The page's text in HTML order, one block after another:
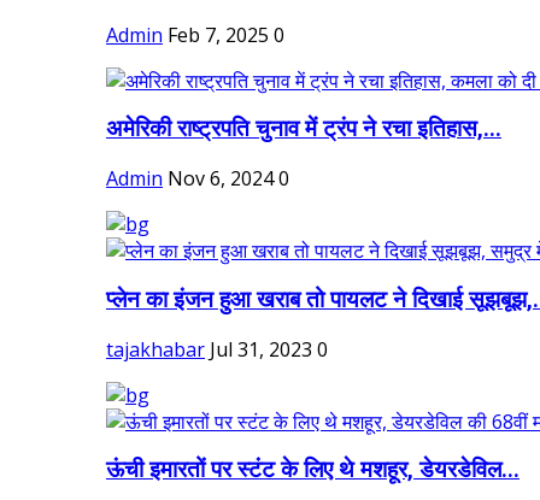
Admin Feb 7, 2025 0
अमेरिकी राष्ट्रपति चुनाव में ट्रंप ने रचा इतिहास,...
Admin Nov 6, 20240
प्लेन का इंजन हुआ खराब तो पायलट ने दिखाई
tajakhabar Jul 31, 2023 0
ऊंची इमारतों पर स्टंट के लिए थे मशहूर, डेयरडेविल...